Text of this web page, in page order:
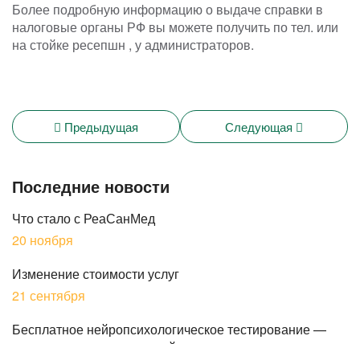
Более подробную информацию о выдаче справки в
налоговые органы РФ вы можете получить по тел. или
на стойке ресепшн , у администраторов.
Предыдущая Следующая
Последние новости
Что стало с РеаСанМед
20 ноября
Изменение стоимости услуг
21 сентября
Бесплатное нейропсихологическое тестирование —